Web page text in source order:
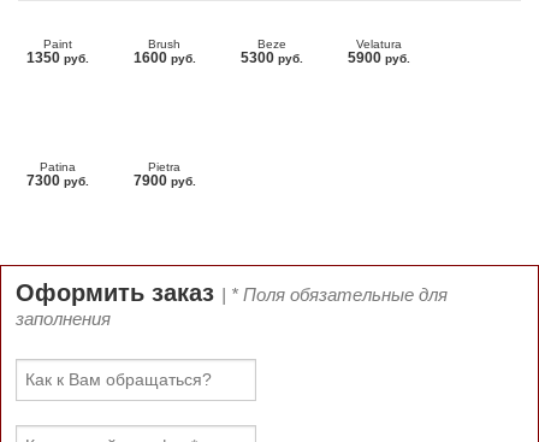
Paint
1350 руб.
Brush
1600 руб.
Beze
5300 руб.
Velatura
5900 руб.
Patina
7300 руб.
Pietra
7900 руб.
Оформить заказ | * Поля обязательные для
заполнения